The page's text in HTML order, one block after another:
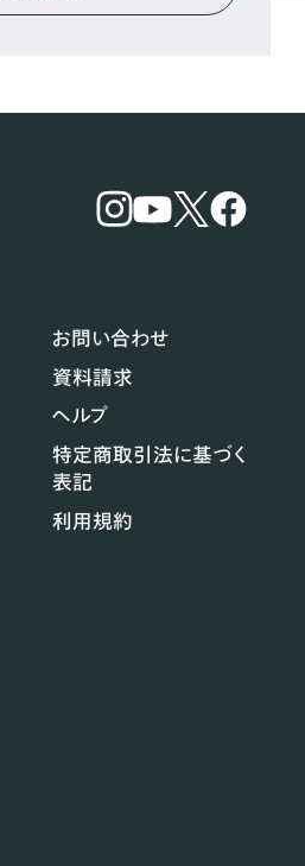
お問い合わせ
資料請求
ヘルプ
特定商取引法に基づく
表記
利用規約